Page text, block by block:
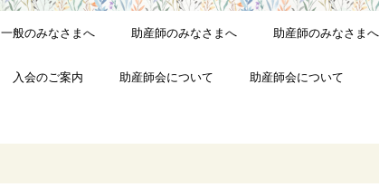
一般のみなさまへ 助産師のみなさまへ 助産師のみなさまへ
入会のご案内 助産師会について 助産師会について